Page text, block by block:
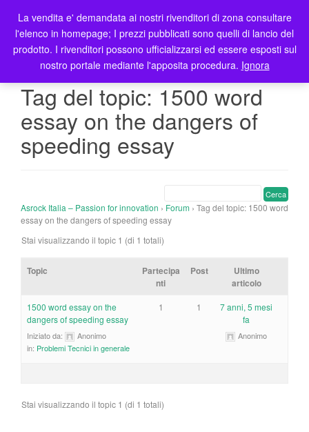
T
o
g
l
a
t
Tag del topic: 1500 word
essay on the dangers of
speeding essay
Asrock Italia – Passion for innovation › Forum › Tag del topic: 1500 word
essay on the dangers of speeding essay
Stai visualizzando il topic 1 (di 1 totali)
Topic
Partecipa
nti
Post
Ultimo
articolo
1500 word essay on the
dangers of speeding essay
Iniziato da:
Anonimo
in: Problemi Tecnici in generale
1 1
7 anni, 5 mesi
fa
Anonimo
Stai visualizzando il topic 1 (di 1 totali)
La vendita e' demandata ai nostri rivenditori di zona consultare
l'elenco in homepage; I prezzi pubblicati sono quelli di lancio del
prodotto. I rivenditori possono ufficializzarsi ed essere esposti sul
nostro portale mediante l'apposita procedura. Ignora